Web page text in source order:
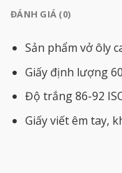
ĐÁNH GIÁ (0)
Sản phẩm vở ôly
Giấy định lượng
Độ trắng 86-92
Giấy viết êm tay,